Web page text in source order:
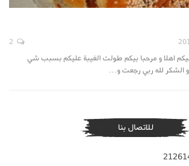
اهلا و مرحبا بيكم طولت الغيبة عليكم بسبب شي
الشكر لله ربي رجعت و…
للاتصال بنا